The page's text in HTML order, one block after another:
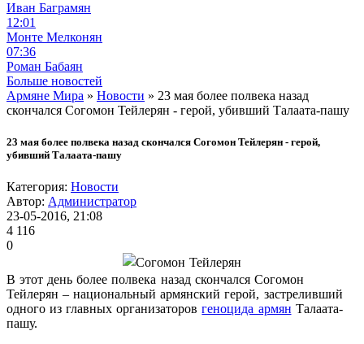
Иван Баграмян
12:01
Монте Мелконян
07:36
Роман Бабаян
Больше новостей
Армяне Мира » Новости » 23 мая более полвека назад
скончался Согомон Тейлерян - герой, убивший Талаата-пашу
23 мая более полвека назад скончался Согомон Тейлерян - герой,
убивший Талаата-пашу
Категория: Новости
Автор: Администратор
23-05-2016, 21:08
4 116
0
В этот день более полвека назад скончался Согомон
Тейлерян – национальный армянский герой, застреливший
одного из главных организаторовгеноцида армян Талаата-
пашу.